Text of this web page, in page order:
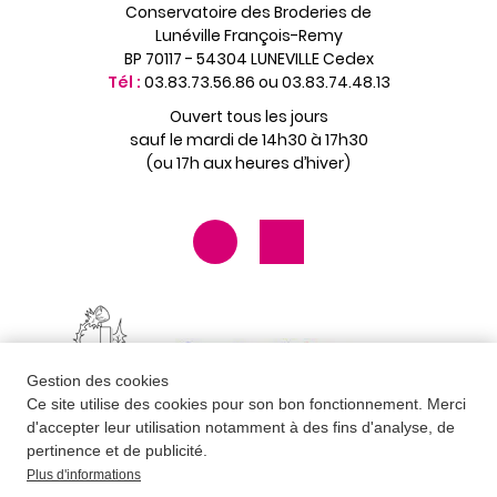
Gestion des cookies
Ce site utilise des cookies pour son bon fonctionnement. Merci
d'accepter leur utilisation notamment à des fins d'analyse, de
pertinence et de publicité.
Plus d'informations
Conservatoire des Broderies de
Lunéville François-Remy
BP 70117 - 54304 LUNEVILLE Cedex
Tél : 03.83.73.56.86 ou 03.83.74.48.13
Ouvert tous les jours
sauf le mardi de 14h30 à 17h30
(ou 17h aux heures d’hiver)